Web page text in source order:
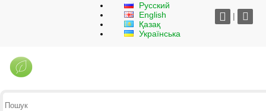
Русский
English
Қазақ
Українська
|